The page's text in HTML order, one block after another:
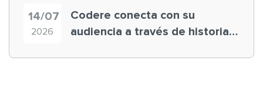
14/07
2026
Codere conecta con su
audiencia a través de historias